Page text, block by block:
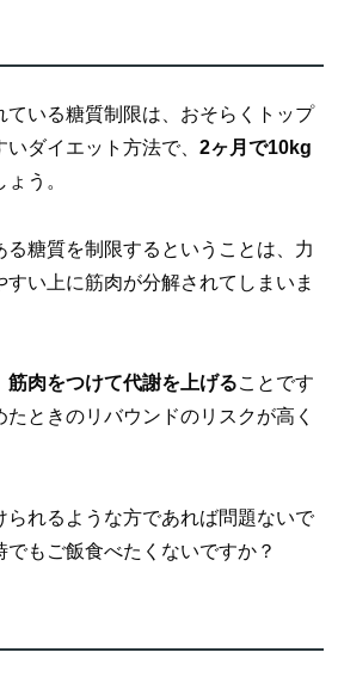
ている糖質制限は、おそらくトップ
ダイエット方法で、 2ヶ月で10kg
う。
る糖質を制限するということは、力
い上に筋肉が分解されてしまいま
筋肉をつけて代謝を上げることです
ときのリバウンドのリスクが高く
られるような方であれば問題ないで
もご飯食べたくないですか？